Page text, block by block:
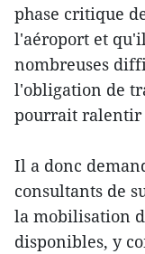
phase critique
l'aéroport et
nombreuses
l'obligation de
pourrait ralentir
Il a donc
consultants de
la mobilisation
disponibles, y